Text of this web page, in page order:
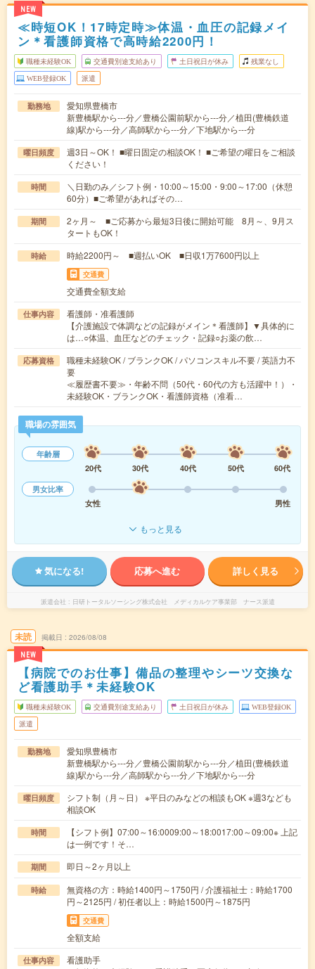
NEW
≪時短OK！17時定時≫体温・血圧の記録メイ
ン＊看護師資格で高時給2200円！
職種未経験OK 交通費別途支給あり 土日祝日が休み 残業なし
WEB登録OK 派遣
勤務地
愛知県豊橋市
新豊橋駅から---分／豊橋公園前駅から---分／植田(豊橋鉄道
線)駅から---分／高師駅から---分／下地駅から---分
曜日頻度
週3日～OK！ ■曜日固定の相談OK！ ■ご希望の曜日をご相談
ください！
時間
＼日勤のみ／シフト例・10:00～15:00・9:00～17:00（休憩
60分）■ご希望があればその…
期間
2ヶ月～ ■ご応募から最短3日後に開始可能 8月～、9月ス
タートもOK！
時給 時給2200円～ ■週払いOK ■日収1万7600円以上
交通費
交通費全額支給
仕事内容
看護師・准看護師
【介護施設で体調などの記録がメイン＊看護師】▼具体的に
は…○体温、血圧などのチェック・記録○お薬の飲…
応募資格
職種未経験OK / ブランクOK / パソコンスキル不要 / 英語力不
要
≪履歴書不要≫・年齢不問（50代・60代の方も活躍中！）・
未経験OK・ブランクOK・看護師資格（准看…
職場の雰囲気
年齢層
20代
30代 40代 50代
60代
男女比率
女性
男性
もっと見る
気になる! 応募へ進む 詳しく見る
派遣会社 日研トータルソーシング株式会社 メディカルケア事業部 ナース派遣
未読
NEW
掲載日 2026/08/08
【病院でのお仕事】備品の整理やシーツ交換な
ど看護助手＊未経験OK
職種未経験OK 交通費別途支給あり 土日祝日が休み WEB登録OK
派遣
勤務地
愛知県豊橋市
新豊橋駅から---分／豊橋公園前駅から---分／植田(豊橋鉄道
線)駅から---分／高師駅から---分／下地駅から---分
曜日頻度
シフト制（月～日） ※平日のみなどの相談もOK ※週3なども
相談OK
時間
【シフト例】07:00～16:0009:00～18:0017:00～09:00※ 上記
は一例です！そ…
期間 即日～2ヶ月以上
時給
無資格の方：時給1400円～1750円 / 介護福祉士：時給1700
円～2125円 / 初任者以上：時給1500円～1875円
交通費
全額支給
仕事内容
看護助手